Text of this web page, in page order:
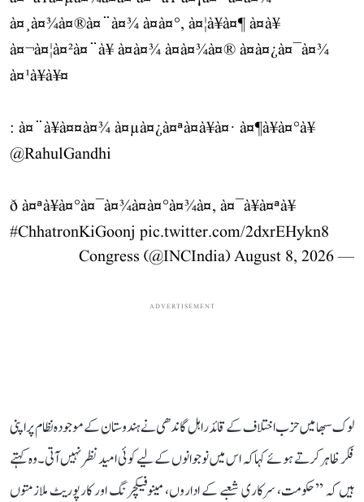
à¤¸à¤¾à¤®à¤¨à¤¾ à¤à¤°, à¤¦à¥à¤¶ à¤à¥
à¤¬à¤¦à¤²à¤¨à¥ à¤à¤¾ à¤à¤¾à¤® à¤à¤¿à¤¯à¤¾
à¤¹à¥à¥¤
: à¤¨à¥à¤¤à¤¾ à¤µà¤¿à¤ªà¤à¥à¤· à¤¶à¥à¤°à¥
@RahulGandhi
ð à¤ªà¥à¤°à¤¯à¤¾à¤à¤°à¤¾à¤, à¤¯à¥à¤ªà¥
#ChhatronKiGoonj pic.twitter.com/2dxrEHykn8
— Congress (@INCIndia)
August 8, 2026
ADVERTISEMENT
لوک سبھا میں حزب اختلاف کے قائد راہل گاندھی نے ہندوستان کے موجودہ نظام پر اپنی
فکر ظاہر کرتے ہوئے کہا کہ اس میں نوجوانوں کے لیے کوئی امید نظر نہیں آتی۔ وہ کہتے
ہیں کہ ’’حکومت، سرکاری شعبے کے اداروں، مینوفیکچرنگ اور کارپوریٹ ملازمتوں